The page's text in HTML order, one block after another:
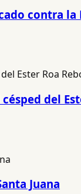
contra
del
Juana